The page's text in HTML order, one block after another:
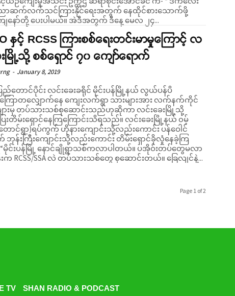
ာဆက်လက်သင်ကြားနိုင်ရေးအတွက် နေထိုင်စားသောက်ဖို့
ျနော်တို့ ပေးပါမယ်။ အဲဒီအတွက် ဒီနေ့ မေလ ၂၄...
နှင့် RCSS ကြားစစ်ရေးတင်းမာမှုကြောင့် လ
းမြို့သို့ စစ်ရှောင် ၇၀ ကျော်ရောက်
- January 8, 2019
ြည်တောင်ပိုင်း လင်းခေးခရိုင် မိုင်းပန်မြို့နယ် လွယ်ပန်ပိ
ြောတလျှောက်နေ ကျေးလက်ရွာ သားများအား လက်နက်ကိုင်
ားမှ တပ်သားသစ်စုဆောင်းသည်ဟုဆိုကာ လင်းခေးမြို့သို့
မ်းရှောင်နေကြကြောင်းသိရသည်။ လင်းခေးမြို့နယ် ၀မ့်
ာင်ရွာ)ရပ်ကွက် ဟိုနားကျောင်းသို့လည်းကောင်း ပန်ဝေါင်
န်းကြီးကျောင်းသို့လည်းကောင်း တိမ်းရှောင်ခိုလှုံနေခဲ့ကြ
က RCSS/SSA လဲ တပ်သားသစ်တွေ စုဆောင်းတယ်။ ခြေလျင်နဲ့...
Page 1 of 2
TV SHAN RADIO & PODCAST